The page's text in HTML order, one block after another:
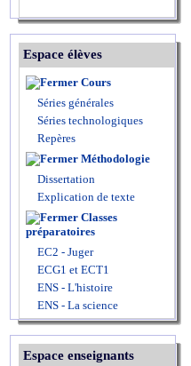
Espace élèves
Cours
Séries générales
Séries technologiques
Repères
Méthodologie
Dissertation
Explication de texte
Classes
préparatoires
EC2 - Juger
ECG1 et ECT1
ENS - L'histoire
ENS - La science
Espace enseignants